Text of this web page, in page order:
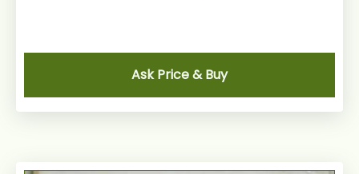
Ask Price & Buy